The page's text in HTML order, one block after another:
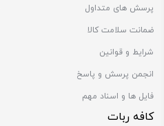
پرسش های متداول
ضمانت سلامت کالا
شرایط و قوانین
انجمن پرسش و پاسخ
فایل ها و اسناد مهم
کافه ربات